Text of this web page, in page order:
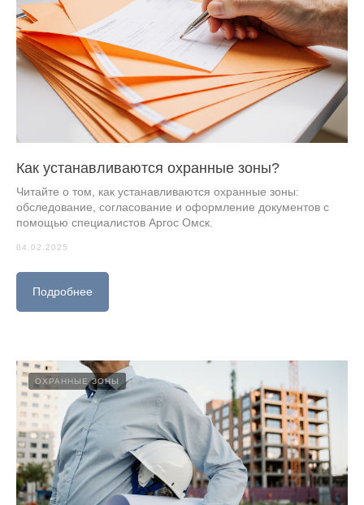
Как устанавливаются охранные зоны?
Читайте о том, как устанавливаются охранные зоны:
обследование, согласование и оформление документов с
помощью специалистов Аргос Омск.
04.02.2025
Подробнее
ОХРАННЫЕ ЗОНЫ